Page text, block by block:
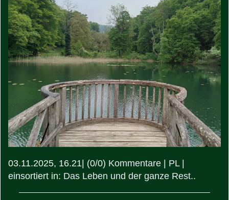
03.11.2025, 16.21 (0/0) Kommentare PL|
einsortiert in: Das Leben und der ganze Rest..